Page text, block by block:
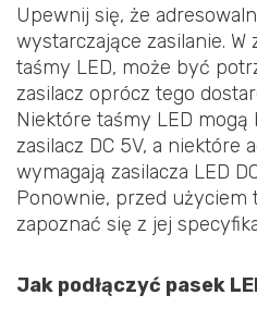
Upewnij się, że
wystarczające zasilanie.
taśmy LED, może być
zasilacz oprócz tego
Niektóre taśmy LED
zasilacz DC 5V, a niektóre
wymagają zasilacza LED
Ponownie, przed użyciem
zapoznać się z jej
Jak podłączyć pasek